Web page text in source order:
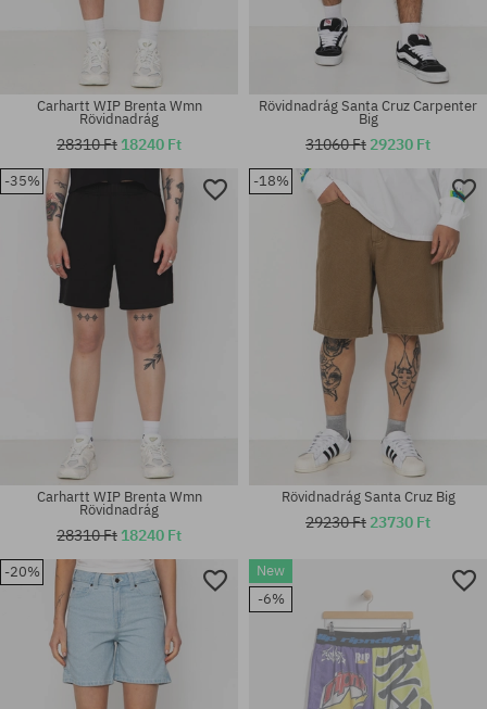
Elérhető méretek:
Elérhető méretek:
Elérhető méretek:
XS; S; M
Carhartt WIP Brenta Wmn
Rövidnadrág
28310 Ft 18240 Ft
Elérhető méretek:
32
Rövidnadrág Santa Cruz Carpenter
Big
31060 Ft 29230 Ft
-35%
Carhartt WIP Brenta Wmn
Rövidnadrág
28310 Ft 18240 Ft
-18%
Rövidnadrág Santa Cruz Big
29230 Ft 23730 Ft
-20%
New
-6%